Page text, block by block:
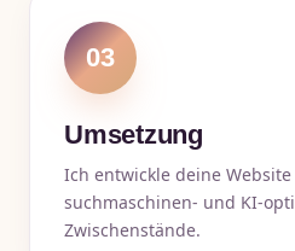
03
Umsetzung
Ich entwickle deine
suchmaschinen- und KI-
Zwischenstände.